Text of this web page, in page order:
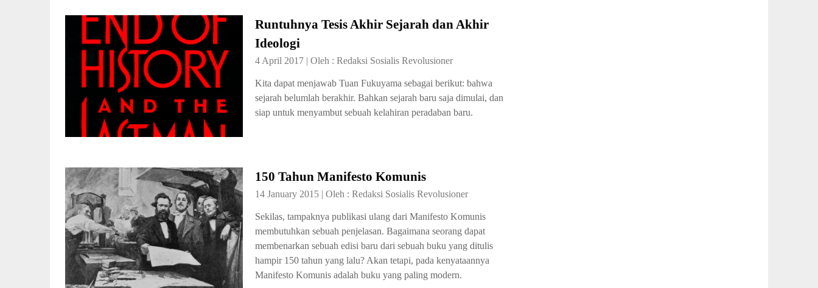
Runtuhnya Tesis Akhir Sejarah dan Akhir
Ideologi
4 April 2017 | Oleh : Redaksi Sosialis Revolusioner
Kita dapat menjawab Tuan Fukuyama sebagai berikut: bahwa
sejarah belumlah berakhir. Bahkan sejarah baru saja dimulai, dan
siap untuk menyambut sebuah kelahiran peradaban baru.
150 Tahun Manifesto Komunis
14 January 2015 | Oleh : Redaksi Sosialis Revolusioner
Sekilas, tampaknya publikasi ulang dari Manifesto Komunis
membutuhkan sebuah penjelasan. Bagaimana seorang dapat
membenarkan sebuah edisi baru dari sebuah buku yang ditulis
hampir 150 tahun yang lalu? Akan tetapi, pada kenyataannya
Manifesto Komunis adalah buku yang paling modern.